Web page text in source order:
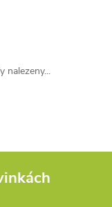
nalezeny...